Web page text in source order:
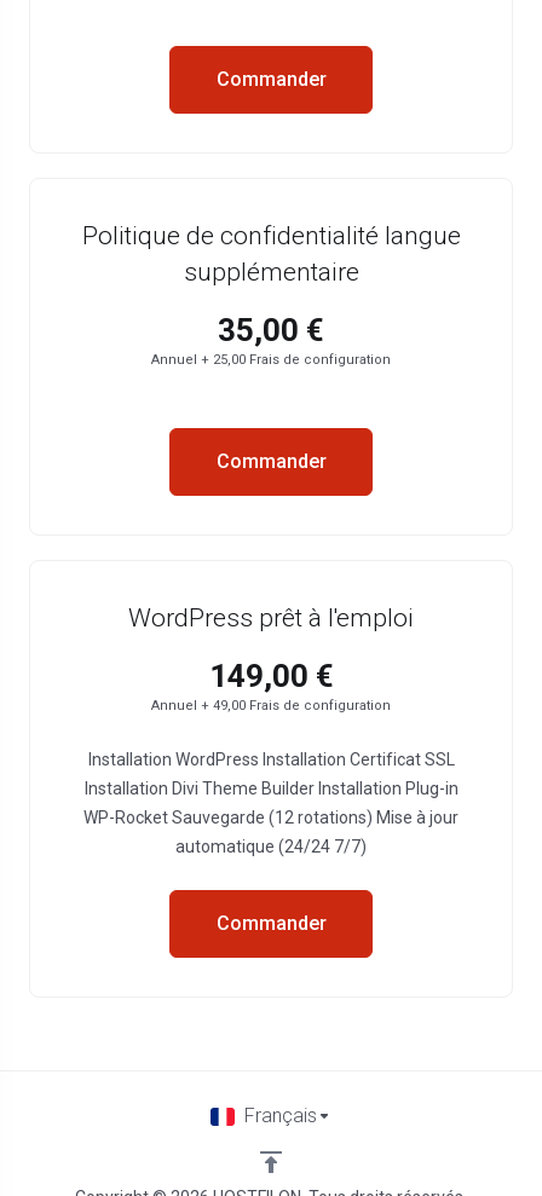
Commander
Politique de confidentialité langue
supplémentaire
35,00 €
Annuel + 25,00 Frais de configuration
Commander
WordPress prêt à l'emploi
149,00 €
Annuel + 49,00 Frais de configuration
Installation WordPress Installation Certificat SSL
Installation Divi Theme Builder Installation Plug-in
WP-Rocket Sauvegarde (12 rotations) Mise à jour
automatique (24/24 7/7)
Commander
Français